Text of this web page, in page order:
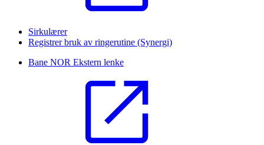
Sirkulærer
Registrer bruk av ringerutine (Synergi)
Bane NOR Ekstern lenke